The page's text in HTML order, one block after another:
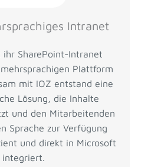
Intranet
ihr SharePoint-Intranet
Plattform
mit IOZ entstand eine
Lösung, die Inhalte
und den Mitarbeitenden
Sprache zur Verfügung
und direkt in Microsoft
integriert.